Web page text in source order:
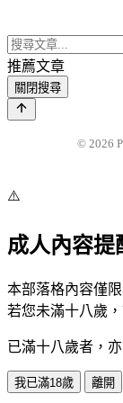
推薦文章
關閉搜尋
© 2026
⚠️
成人內容提
本部落格內容僅
若您未滿十八歲
已滿十八歲者，
我已滿18歲 離開